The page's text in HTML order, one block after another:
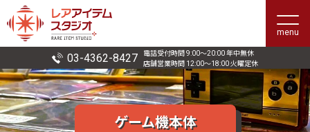
menu
03-4362-8427
電話受付時間 9:00〜20:00 年中無休
店舗営業時間 12:00〜18:00 火曜定休
ゲーム機本体